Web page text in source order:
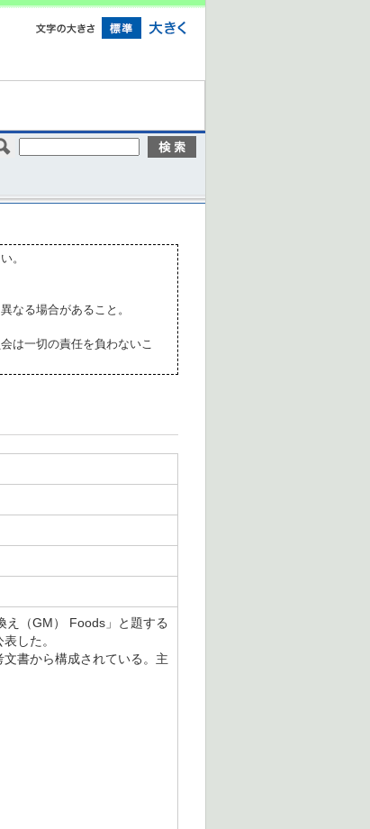
。
なる場合があること。
は一切の責任を負わないこ
（GM） Foods」と題する
した。
書から構成されている。主